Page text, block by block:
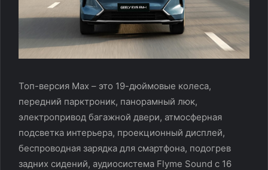
Топ-версия Max – это 19-дюймовые колеса,
передний парктроник, панорамный люк,
электропривод багажной двери, атмосферная
подсветка интерьера, проекционный дисплей,
беспроводная зарядка для смартфона, подогрев
задних сидений, аудиосистема Flyme Sound с 16